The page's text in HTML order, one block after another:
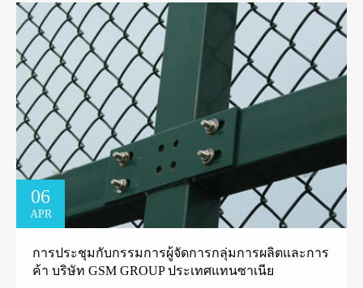
06
APR
การประชุมกับกรรมการผู้จัดการกลุ่มการผลิตและการ
ค้า บริษัท GSM GROUP ประเทศแทนซาเนีย